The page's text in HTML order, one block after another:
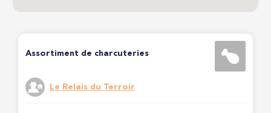
Assortiment de charcuteries
Le Relais du Terroir